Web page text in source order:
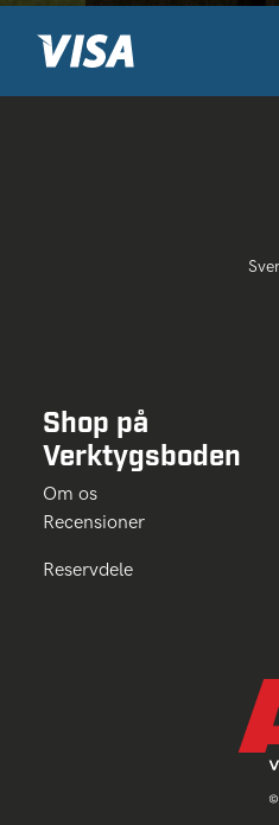
Shop på
Verktygsboden
Om os
Recensioner
Reservdele